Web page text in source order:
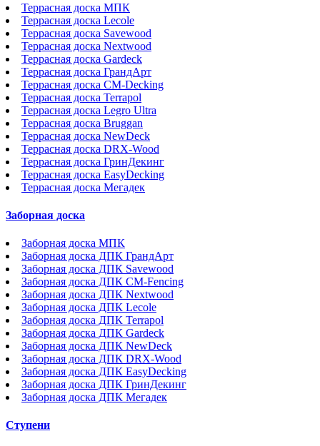
Террасная доска МПК
Террасная доска Lecole
Террасная доска Savewood
Террасная доска Nextwood
Террасная доска Gardeck
Террасная доска ГрандАрт
Террасная доска CM-Decking
Террасная доска Terrapol
Террасная доска Legro Ultra
Террасная доска Bruggan
Террасная доска NewDeck
Террасная доска DRX-Wood
Террасная доска ГринДекинг
Террасная доска EasyDecking
Террасная доска Мегадек
Заборная доска
Заборная доска МПК
Заборная доска ДПК ГрандАрт
Заборная доска ДПК Savewood
Заборная доска ДПК CM-Fencing
Заборная доска ДПК Nextwood
Заборная доска ДПК Lecole
Заборная доска ДПК Terrapol
Заборная доска ДПК Gardeck
Заборная доска ДПК NewDeck
Заборная доска ДПК DRX-Wood
Заборная доска ДПК EasyDecking
Заборная доска ДПК ГринДекинг
Заборная доска ДПК Мегадек
Ступени